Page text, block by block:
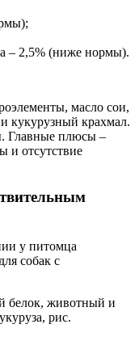
– 2,5% (ниже нормы).
масло сои,
кукурузный крахмал.
Главные плюсы –
и отсутствие
у питомца
собак с
белок, животный и
рис.